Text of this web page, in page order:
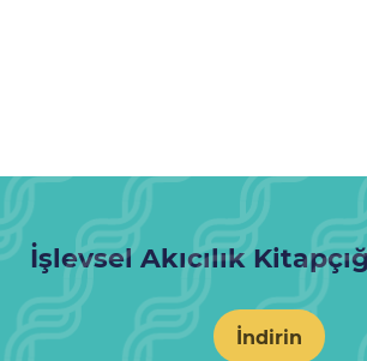
İşlevsel Akıcılık
İndirin